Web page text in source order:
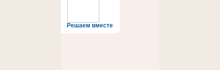
Решаем вместе